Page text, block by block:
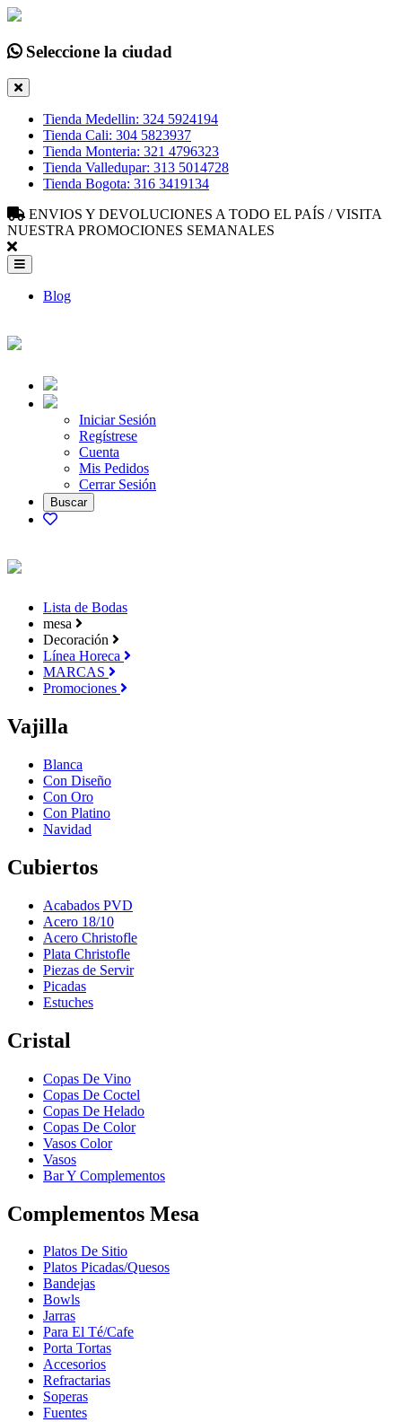
Seleccione la ciudad
Tienda Medellin: 324 5924194
Tienda Cali: 304 5823937
Tienda Monteria: 321 4796323
Tienda Valledupar: 313 5014728
Tienda Bogota: 316 3419134
ENVIOS Y DEVOLUCIONES A TODO EL PAÍS / VISITA
NUESTRA PROMOCIONES SEMANALES
Blog
Iniciar Sesión
Regístrese
Cuenta
Mis Pedidos
Cerrar Sesión
Lista de Bodas
mesa
Decoración
Línea Horeca
MARCAS
Promociones
Vajilla
Blanca
Con Diseño
Con Oro
Con Platino
Navidad
Cubiertos
Acabados PVD
Acero 18/10
Acero Christofle
Plata Christofle
Piezas de Servir
Picadas
Estuches
Cristal
Copas De Vino
Copas De Coctel
Copas De Helado
Copas De Color
Vasos Color
Vasos
Bar Y Complementos
Complementos Mesa
Platos De Sitio
Platos Picadas/Quesos
Bandejas
Bowls
Jarras
Para El Té/Cafe
Porta Tortas
Accesorios
Refractarias
Soperas
Fuentes